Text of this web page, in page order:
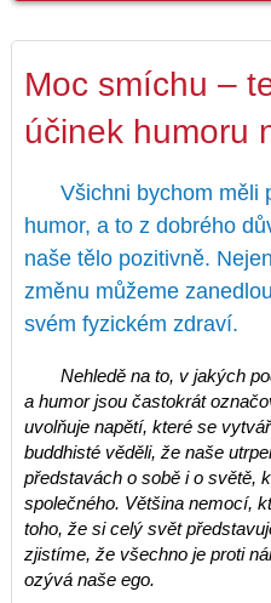
Moc smíchu –
účinek humoru
Všichni bychom měli
humor, a to z dobrého
naše tělo pozitivně.
změnu můžeme
svém fyzickém zdraví.
Nehledě na to, v jakých
a humor jsou častokrát
uvolňuje napětí, které se
buddhisté věděli, že naše
představách o sobě i o světě,
společného. Většina nemocí,
toho, že si celý svět
zjistíme, že všechno je proti
ozývá naše ego.